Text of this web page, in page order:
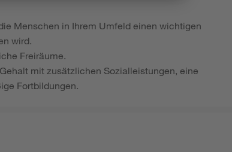
Menschen in Ihrem Umfeld einen wichtigen
wird.
Freiräume.
mit zusätzlichen Sozialleistungen, eine
Fortbildungen.